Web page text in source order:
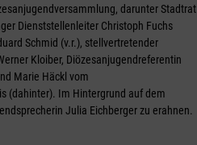
darunter Stadtrat
Dienststellenleiter Christoph Fuchs
Schmid (v.r.), stellvertretender
Kloiber, Diözesanjugendreferentin
Marie Häckl vom
(dahinter). Im Hintergrund auf dem
Julia Eichberger zu erahnen.